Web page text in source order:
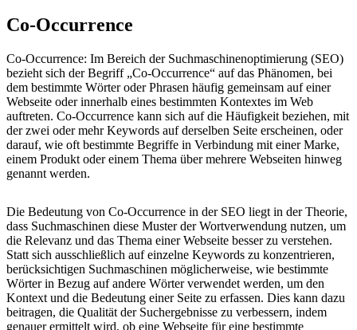
Co-Occurrence
Co-Occurrence: Im Bereich der Suchmaschinenoptimierung (SEO)
bezieht sich der Begriff „Co-Occurrence“ auf das Phänomen, bei
dem bestimmte Wörter oder Phrasen häufig gemeinsam auf einer
Webseite oder innerhalb eines bestimmten Kontextes im Web
auftreten. Co-Occurrence kann sich auf die Häufigkeit beziehen, mit
der zwei oder mehr Keywords auf derselben Seite erscheinen, oder
darauf, wie oft bestimmte Begriffe in Verbindung mit einer Marke,
einem Produkt oder einem Thema über mehrere Webseiten hinweg
genannt werden.
Die Bedeutung von Co-Occurrence in der SEO liegt in der Theorie,
dass Suchmaschinen diese Muster der Wortverwendung nutzen, um
die Relevanz und das Thema einer Webseite besser zu verstehen.
Statt sich ausschließlich auf einzelne Keywords zu konzentrieren,
berücksichtigen Suchmaschinen möglicherweise, wie bestimmte
Wörter in Bezug auf andere Wörter verwendet werden, um den
Kontext und die Bedeutung einer Seite zu erfassen. Dies kann dazu
beitragen, die Qualität der Suchergebnisse zu verbessern, indem
genauer ermittelt wird, ob eine Webseite für eine bestimmte